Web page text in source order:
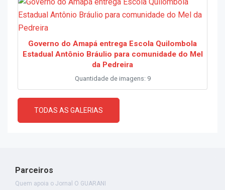
Governo do Amapá entrega Escola Quilombola
Estadual Antônio Bráulio para comunidade do Mel
da Pedreira
Quantidade de imagens: 9
TODAS AS GALERIAS
Parceiros
Quem apoia o Jornal O GUARANI